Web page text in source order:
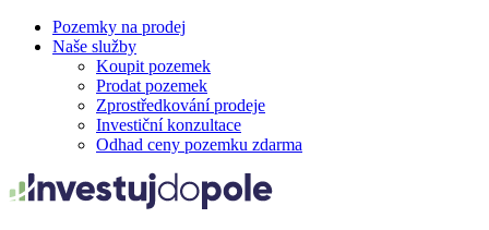
Pozemky na prodej
Naše služby
Koupit pozemek
Prodat pozemek
Zprostředkování prodeje
Investiční konzultace
Odhad ceny pozemku zdarma